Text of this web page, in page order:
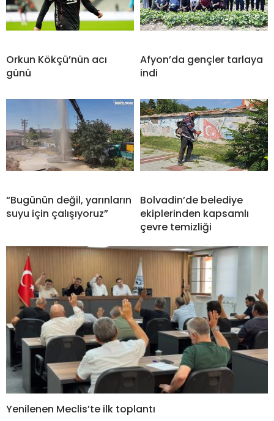
Orkun Kökçü’nün acı
günü
Afyon’da gençler tarlaya
indi
“Bugünün değil, yarınların
suyu için çalışıyoruz”
Bolvadin’de belediye
ekiplerinden kapsamlı
çevre temizliği
Yenilenen Meclis’te ilk toplantı